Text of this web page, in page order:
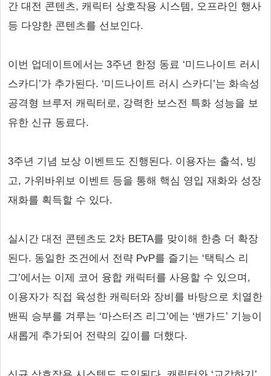
간 대전 콘텐츠, 캐릭터 상호작용 시스템, 오프라인 행사
등 다양한 콘텐츠를 선보인다.
이번 업데이트에서는 3주년 한정 동료 ‘미드나이트 러시
스카디’가 추가된다. ‘미드나이트 러시 스카디’는 화속성
공격형 브루저 캐릭터로, 강력한 보스전 특화 성능을 보
유한 신규 동료다.
3주년 기념 보상 이벤트도 진행된다. 이용자는 출석, 빙
고, 가위바위보 이벤트 등을 통해 핵심 영입 재화와 성장
재화를 획득할 수 있다.
실시간 대전 콘텐츠도 2차 BETA를 맞이해 한층 더 확장
된다. 동일한 조건에서 전략 PvP를 즐기는 ‘택틱스 리
그’에서는 이제 코어 융합 캐릭터를 사용할 수 있으며,
이용자가 직접 육성한 캐릭터와 장비를 바탕으로 치열한
밴픽 승부를 겨루는 ‘마스터즈 리그’에는 ‘밴가드’ 기능이
새롭게 추가되어 전략의 깊이를 더했다.